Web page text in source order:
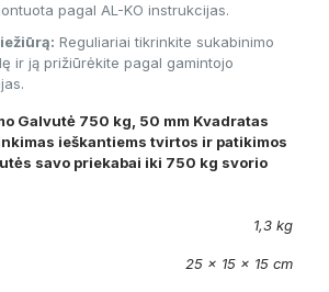
pagal AL-KO instrukcijas.
Reguliariai tikrinkite sukabinimo
ir ją prižiūrėkite pagal gamintojo
Galvutė 750 kg, 50 mm Kvadratas
ieškantiems tvirtos ir patikimos
savo priekabai iki 750 kg svorio
1,3 kg
25 × 15 × 15 cm